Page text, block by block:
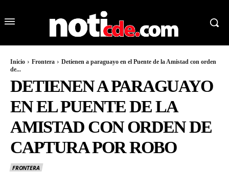
Inicio Frontera
Detienen a paraguayo en el Puente de la Amistad con orden
de...
DETIENEN A PARAGUAYO
EN EL PUENTE DE LA
AMISTAD CON ORDEN DE
CAPTURA POR ROBO
FRONTERA